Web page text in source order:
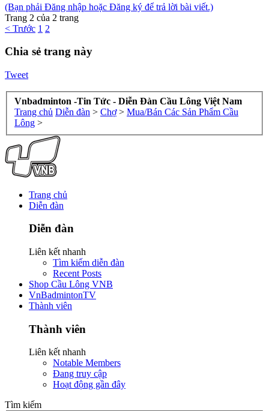
(Bạn phải Đăng nhập hoặc Đăng ký để trả lời bài viết.)
Trang 2 của 2 trang
< Trước 1 2
Chia sẻ trang này
Tweet
Vnbadminton -Tin Tức - Diễn Đàn Cầu Lông Việt Nam
Trang chủ Diễn đàn > Chợ > Mua/Bán Các Sản Phẩm Cầu
Lông >
Trang chủ
Diễn đàn
Diễn đàn
Liên kết nhanh
Tìm kiếm diễn đàn
Recent Posts
Shop Cầu Lông VNB
VnBadmintonTV
Thành viên
Thành viên
Liên kết nhanh
Notable Members
Đang truy cập
Hoạt động gần đây
Tìm kiếm